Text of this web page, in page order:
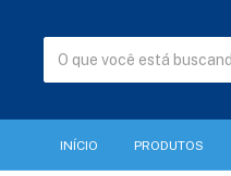
INÍCIO PRODUTOS